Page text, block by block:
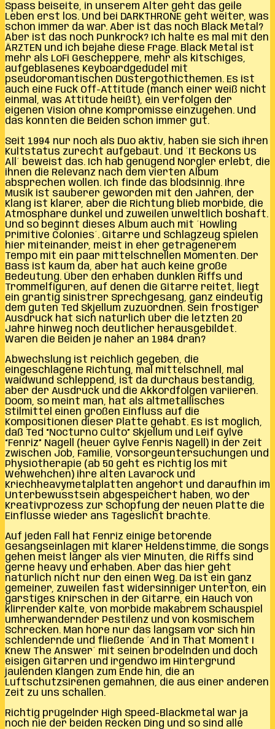
Spass beiseite, in unserem Alter geht das geile
Leben erst los. Und bei DARKTHRONE geht weiter, was
schon immer da war. Aber ist das noch Black Metal?
Aber ist das noch Punkrock? Ich halte es mal mit den
ÄRZTEN und ich bejahe diese Frage. Black Metal ist
mehr als LoFi Gescheppere, mehr als kitschiges,
aufgeblasenes Keyboardgedüdel mit
pseudoromantischen Düstergothicthemen. Es ist
auch eine Fuck Off-Attitüde (manch einer weiß nicht
einmal, was Attitüde heißt), ein Verfolgen der
eigenen Vision ohne Kompromisse einzugehen. Und
das konnten die Beiden schon immer gut.
Seit 1994 nur noch als Duo aktiv, haben sie sich ihren
Kultstatus zurecht aufgebaut. Und ´It Beckons Us
All´ beweist das. Ich hab genügend Nörgler erlebt, die
ihnen die Relevanz nach dem vierten Album
absprechen wollen. Ich finde das blödsinnig. Ihre
Musik ist sauberer geworden mit den Jahren, der
Klang ist klarer, aber die Richtung blieb morbide, die
Atmosphäre dunkel und zuweilen unweltlich boshaft.
Und so beginnt dieses Album auch mit ´Howling
Primitive Colonies´. Gitarre und Schlagzeug spielen
hier miteinander, meist in eher getragenerem
Tempo mit ein paar mittelschnellen Momenten. Der
Bass ist kaum da, aber hat auch keine große
Bedeutung. Über den erhaben dunklen Riffs und
Trommelfiguren, auf denen die Gitarre reitet, liegt
ein grantig sinistrer Sprechgesang, ganz eindeutig
dem guten Ted Skjellum zuzuordnen. Sein frostiger
Ausdruck hat sich natürlich über die letzten 20
Jahre hinweg noch deutlicher herausgebildet.
Waren die Beiden je näher an 1984 dran?
Abwechslung ist reichlich gegeben, die
eingeschlagene Richtung, mal mittelschnell, mal
waidwund schleppend, ist da durchaus beständig,
aber der Ausdruck und die Akkordfolgen variieren.
Doom, so meint man, hat als altmetallisches
Stilmittel einen großen Einfluss auf die
Kompositionen dieser Platte gehabt. Es ist möglich,
daß Ted “Nocturno Culto” Skjellum und Leif Gylve
“Fenriz” Nagell (heuer Gylve Fenris Nagell) in der Zeit
zwischen Job, Familie, Vorsorgeuntersuchungen und
Physiotherapie (ab 50 geht es richtig los mit
Wehwehchen) ihre alten Lavarock und
Kriechheavymetalplatten angehört und daraufhin im
Unterbewusstsein abgespeichert haben, wo der
Kreativprozess zur Schöpfung der neuen Platte die
Einflüsse wieder ans Tageslicht brachte.
Auf jeden Fall hat Fenriz einige betörende
Gesangseinlagen mit klarer Heldenstimme, die Songs
gehen meist länger als vier Minuten, die Riffs sind
gerne heavy und erhaben. Aber das hier geht
natürlich nicht nur den einen Weg. Da ist ein ganz
gemeiner, zuweilen fast widersinniger Unterton, ein
garstiges Knirschen in der Gitarre, ein Hauch von
klirrender Kälte, von morbide makabrem Schauspiel
umherwandernder Pestilenz und von kosmischem
Schrecken. Man höre nur das langsam vor sich hin
schlendernde und fließende ´And In That Moment I
Knew The Answer´ mit seinen brodelnden und doch
eisigen Gitarren und irgendwo im Hintergrund
jaulenden Klängen zum Ende hin, die an
Luftschutzsirenen gemahnen, die aus einer anderen
Zeit zu uns schallen.
Richtig prügelnder High Speed-Blackmetal war ja
noch nie der beiden Recken Ding und so sind alle